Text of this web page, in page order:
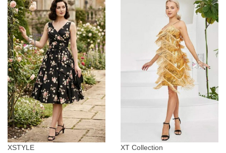
XSTYLE
XT Collection